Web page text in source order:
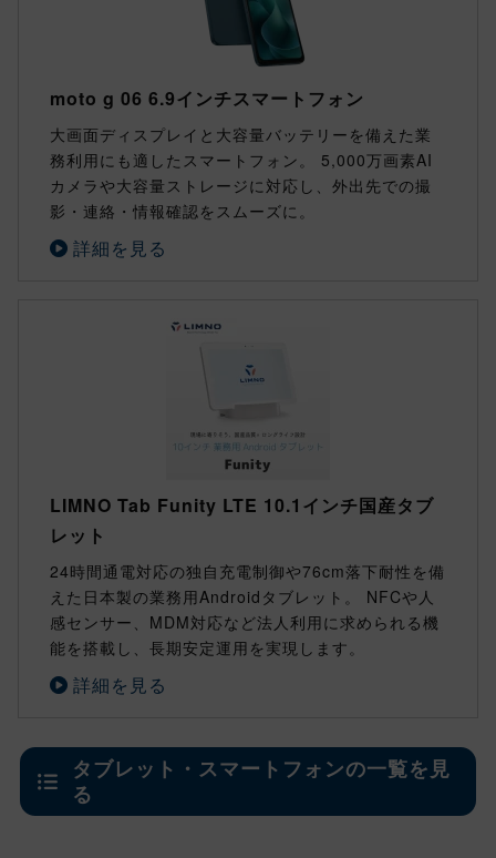
moto g 06 6.9インチスマートフォン
大画面ディスプレイと大容量バッテリーを備えた業
務利用にも適したスマートフォン。 5,000万画素AI
カメラや大容量ストレージに対応し、外出先での撮
影・連絡・情報確認をスムーズに。
詳細を見る
LIMNO Tab Funity LTE 10.1インチ国産タブ
レット
24時間通電対応の独自充電制御や76cm落下耐性を備
えた日本製の業務用Androidタブレット。 NFCや人
感センサー、MDM対応など法人利用に求められる機
能を搭載し、長期安定運用を実現します。
詳細を見る
タブレット・スマートフォンの一覧を見
る